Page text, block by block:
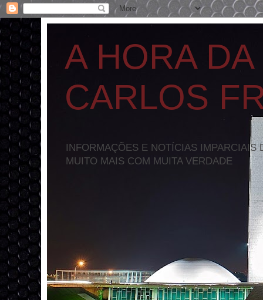
A HORA
CARLOS
INFORMAÇÕES E NOTÍCIAS
MUITO MAIS COM MUITA VERDADE